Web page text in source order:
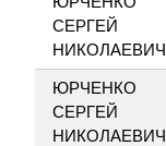
СЕРГЕЙ
НИКОЛАЕВИЧ
ЮРЧЕНКО
СЕРГЕЙ
НИКОЛАЕВИЧ